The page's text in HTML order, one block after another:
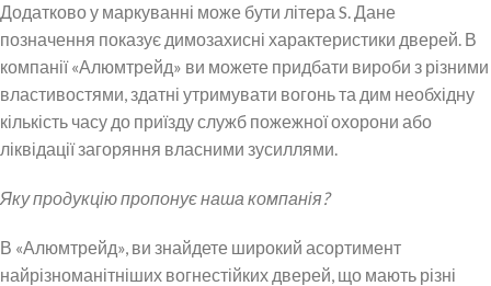
Додатково у маркуванні може бути літера S. Дане
позначення показує димозахисні характеристики дверей. В
компанії «Алюмтрейд» ви можете придбати вироби з різними
властивостями, здатні утримувати вогонь та дим необхідну
кількість часу до приїзду служб пожежної охорони або
ліквідації загоряння власними зусиллями.
Яку продукцію пропонує наша компанія?
В «Алюмтрейд», ви знайдете широкий асортимент
найрізноманітніших вогнестійких дверей, що мають різні